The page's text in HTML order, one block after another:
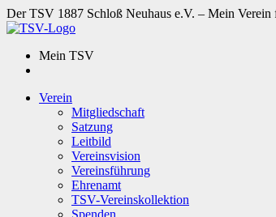
Der TSV 1887 Schloß Neuhaus e.V. – Mein Verein
Mein TSV
Verein
Mitgliedschaft
Satzung
Leitbild
Vereinsvision
Vereinsführung
Ehrenamt
TSV-Vereinskollektion
Spenden